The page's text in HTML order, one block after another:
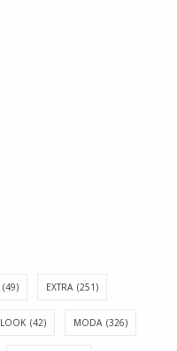
(49) EXTRA (251)
LOOK (42) MODA (326)